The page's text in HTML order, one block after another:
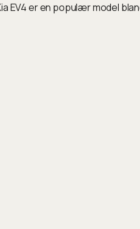
EV4 er en populær model